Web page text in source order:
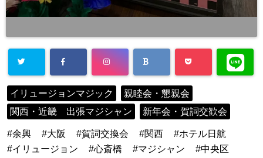
イリュージョンマジック
親睦会・懇親会
関西・近畿 出張マジシャン
新年会・賀詞交歓会
余興 大阪 賀詞交換会 関西
ホテル日航
イリュージョン
心斎橋 マジシャン
中央区